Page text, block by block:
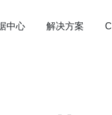
中心 解决方案